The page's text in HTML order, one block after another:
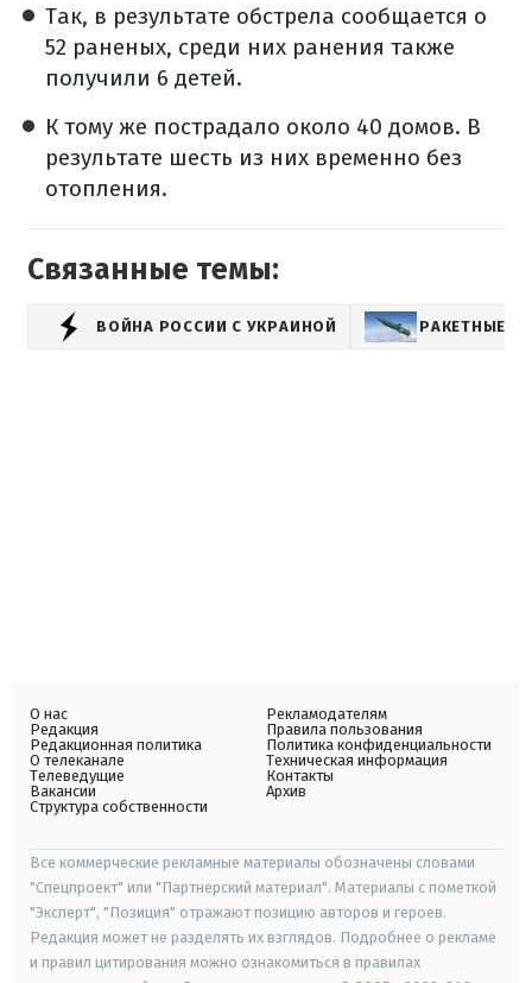
Так, в результате обстрела сообщается о
52 раненых, среди них ранения также
получили 6 детей.
К тому же пострадало около 40 домов. В
результате шесть из них временно без
отопления.
Связанные темы:
ВОЙНА РОССИИ С УКРАИНОЙ РАКЕТНЫЕ
О нас
Редакция
Редакционная политика
О телеканале
Телеведущие
Вакансии
Структура собственности
Рекламодателям
Правила пользования
Политика конфиденциальности
Техническая информация
Контакты
Архив
Все коммерческие рекламные материалы обозначены словами
"Спецпроект" или "Партнерский материал". Материалы с пометкой
"Эксперт", "Позиция" отражают позицию авторов и героев.
Редакция может не разделять их взглядов. Подробнее о рекламе
и правил цитирования можно ознакомиться в правилах